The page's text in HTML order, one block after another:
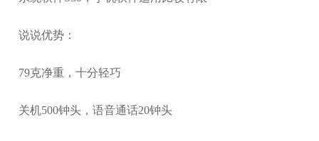
说说优势：
79克净重，十分轻巧
关机500钟头，语音通话20钟头